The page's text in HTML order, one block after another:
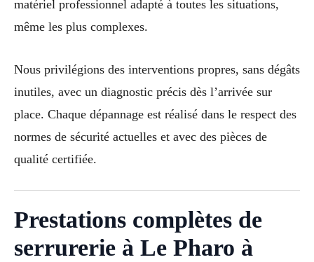
matériel professionnel adapté à toutes les situations,
même les plus complexes.
Nous privilégions des interventions propres, sans dégâts
inutiles, avec un diagnostic précis dès l’arrivée sur
place. Chaque dépannage est réalisé dans le respect des
normes de sécurité actuelles et avec des pièces de
qualité certifiée.
Prestations complètes de
serrurerie à Le Pharo à